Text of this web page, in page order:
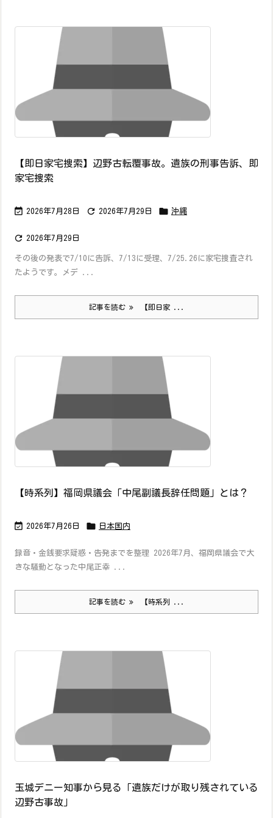
【即日家宅捜索】辺野古転覆事故。遺族の刑事告訴、即
家宅捜索
 2026年7月28日  2026年7月29日  沖縄
 2026年7月29日
その後の発表で7/10に告訴、7/13に受理、7/25.26に家宅捜査され
たようです。メデ ...
記事を読む 【即日家 ...
【時系列】福岡県議会「中尾副議長辞任問題」とは？
 2026年7月26日  日本国内
録音・金銭要求疑惑・告発までを整理 2026年7月、福岡県議会で大
きな騒動となった中尾正幸 ...
記事を読む 【時系列 ...
玉城デニー知事から見る「遺族だけが取り残されている
辺野古事故」